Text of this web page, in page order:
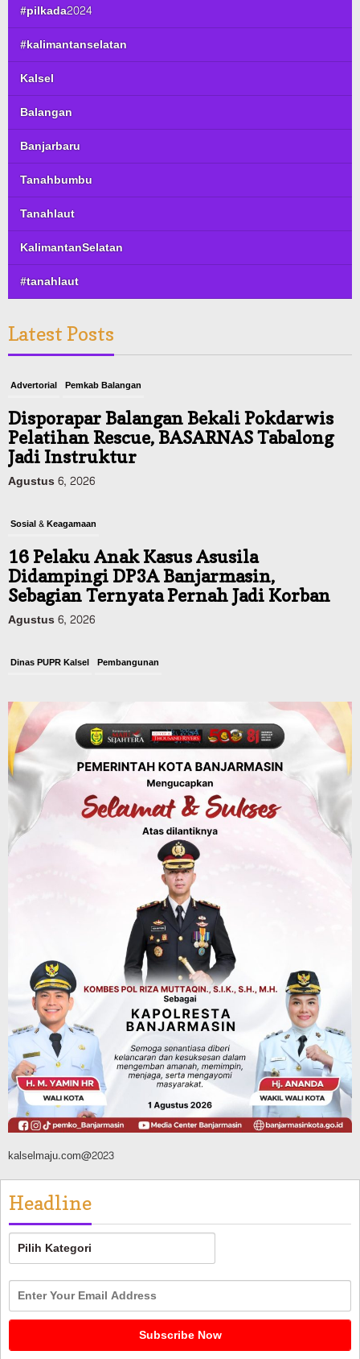
#pilkada2024
#kalimantanselatan
Kalsel
Balangan
Banjarbaru
Tanahbumbu
Tanahlaut
KalimantanSelatan
#tanahlaut
Latest Posts
Advertorial Pemkab Balangan
Disporapar Balangan Bekali Pokdarwis
Pelatihan Rescue, BASARNAS Tabalong
Jadi Instruktur
Agustus 6, 2026
Sosial & Keagamaan
16 Pelaku Anak Kasus Asusila
Didampingi DP3A Banjarmasin,
Sebagian Ternyata Pernah Jadi Korban
Agustus 6, 2026
Dinas PUPR Kalsel Pembangunan
Pemerintah Janji Tingkatkan Fasilitas
Keselamatan Jalan Alternatif
Banjarbaru–Batulicin
Agustus 6, 2026
Dinas Kehutanan Kalsel
Tahura Sultan Adam Sempat Alami
Kebakaran Lahan, Api Berhasil
Dipadamkan, Kadishut Kalsel
Memimpin Langsung Aksi di Lapangan
Advertorial Pemkab Balangan
Silaturahmi ke DPRD Balangan, Kapolres
AKBP Arif Mansyur Perkuat Koordinasi
Keamanan Daerah
Agustus 6, 2026
kalselmaju.com@2023
Headline
Headline